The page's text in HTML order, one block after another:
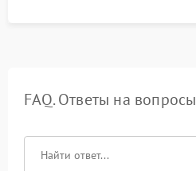
FAQ. Ответы на вопросы